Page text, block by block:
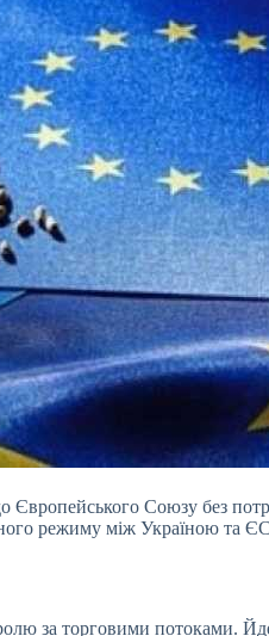
Європейського Союзу без
режиму між Україною та
за торговими потоками.